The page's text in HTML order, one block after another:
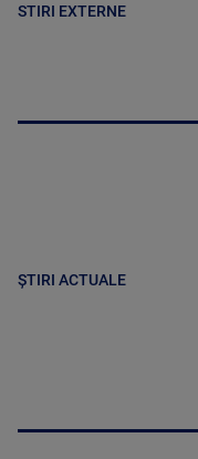
STIRI EXTERNE
ȘTIRI ACTUALE